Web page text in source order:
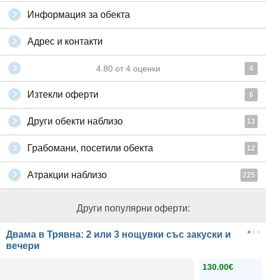
Информация за обекта
Адрес и контакти
4.80 от 4 оценки 4
Изтекли оферти 6
Други обекти наблизо 13
Грабомани, посетили обекта 12
Атракции наблизо 225
Други популярни оферти:
Двама в Трявна: 2 или 3 нощувки със закуски и
вечери
130.00€